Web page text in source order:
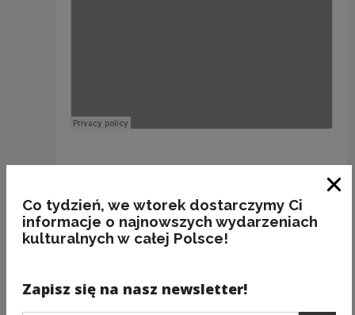
Recommended
Co tydzień, we wtorek dostarczymy Ci
informacje o najnowszych wydarzeniach
kulturalnych w całej Polsce!
Zapisz się na nasz newsletter!